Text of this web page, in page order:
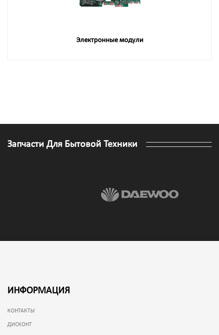
Электронные модули
Запчасти Для Бытовой Техники
ИНФОРМАЦИЯ
КОНТАКТЫ
ДИСКОНТ